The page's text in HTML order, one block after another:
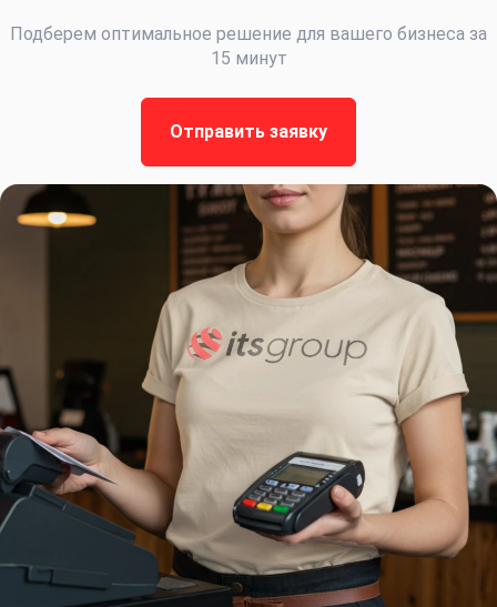
Подберем оптимальное решение для вашего бизнеса за
15 минут
Отправить заявку